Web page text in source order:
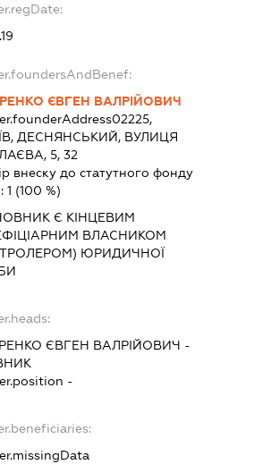
ЄВГЕН ВАЛРІЙОВИЧ
02225,
ДЕСНЯНСЬКИЙ, ВУЛИЦЯ
5, 32
внеску до статутного фонду
1 (100 %)
Є КІНЦЕВИМ
ВЛАСНИКОМ
ЮРИДИЧНОЇ
ЄВГЕН ВАЛРІЙОВИЧ -
-